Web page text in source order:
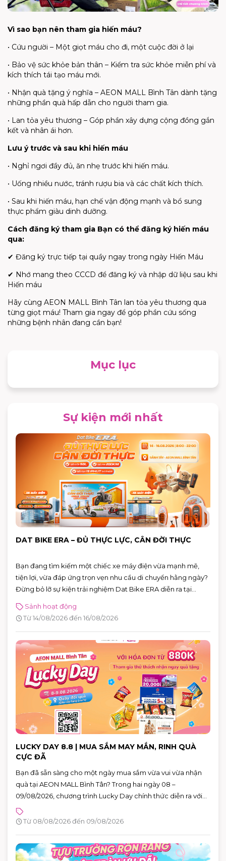
Vì sao bạn nên tham gia hiến máu?
• Cứu người – Một giọt máu cho đi, một cuộc đời ở lại
• Bảo vệ sức khỏe bản thân – Kiểm tra sức khỏe miễn phí và
kích thích tái tạo máu mới.
• Nhận quà tặng ý nghĩa – AEON MALL Bình Tân dành tặng
những phần quà hấp dẫn cho người tham gia.
• Lan tỏa yêu thương – Góp phần xây dựng cộng đồng gắn
kết và nhân ái hơn.
Lưu ý trước và sau khi hiến máu
• Nghỉ ngơi đầy đủ, ăn nhẹ trước khi hiến máu.
• Uống nhiều nước, tránh rượu bia và các chất kích thích.
• Sau khi hiến máu, hạn chế vận động mạnh và bổ sung
thực phẩm giàu dinh dưỡng.
Cách đăng ký tham gia Bạn có thể đăng ký hiến máu
qua:
✔ Đăng ký trực tiếp tại quầy ngay trong ngày Hiến Máu
✔ Nhớ mang theo CCCD để đăng ký và nhập dữ liệu sau khi
Hiến máu
Hãy cùng AEON MALL Bình Tân lan tỏa yêu thương qua
từng giọt máu! Tham gia ngay để góp phần cứu sống
những bệnh nhân đang cần bạn!
Mục lục
Sự kiện mới nhất
DAT BIKE ERA – ĐỦ THỰC LỰC, CÂN ĐỜI THỰC
Bạn đang tìm kiếm một chiếc xe máy điện vừa mạnh mẽ,
tiện lợi, vừa đáp ứng trọn vẹn nhu cầu di chuyển hằng ngày?
Đừng bỏ lỡ sự kiện trải nghiệm Dat Bike ERA diễn ra tại
tiếp khám phá những mẫu xe điện thế hệ mới, đăng ký lái
thử và nhận nhiều phần quà hấp dẫn.
Sảnh hoạt động
Từ 14/08/2026 đến 16/08/2026
LUCKY DAY 8.8 | MUA SẮM MAY MẮN, RINH QUÀ
CỰC ĐÃ
Bạn đã sẵn sàng cho một ngày mua sắm vừa vui vừa nhận
quà tại AEON MALL Bình Tân? Trong hai ngày 08 –
09/08/2026, chương trình Lucky Day chính thức diễn ra với
hàng loạt phần quà hấp dẫn dành cho khách hàng có hóa
đơn từ 880.000 VNĐ.
Từ 08/08/2026 đến 09/08/2026